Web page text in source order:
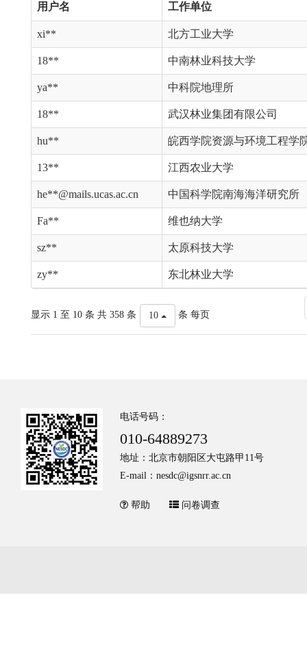
用户名 工作单位
xi** 北方工业大学
18** 中南林业科技大学
ya** 中科院地理所
18** 武汉林业集团有限公司
hu** 皖西学院资源与环境工程学
13** 江西农业大学
he**@mails.ucas.ac.cn 中国科学院南海海洋研究所
Fa** 维也纳大学
sz** 太原科技大学
zy** 东北林业大学
显示 1 至 10 条 共 358 条 10 条 每页
电话号码：
010-64889273
地址：北京市朝阳区大屯路甲11号
E-mail：nesdc@igsnrr.ac.cn
帮助 问卷调查